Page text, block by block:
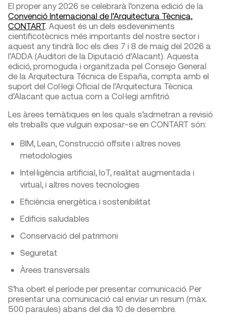
El proper any 2026 se celebrarà l’onzena edició de la
Convenció Internacional de l’Arquitectura Tècnica,
CONTART. Aquest és un dels esdeveniments
cientificotècnics més importants del nostre sector i
aquest any tindrà lloc els dies 7 i 8 de maig del 2026 a
l’ADDA (Auditori de la Diputació d’Alacant). Aquesta
edició, promoguda i organitzada pel Consejo General
de la Arquitectura Técnica de España, compta amb el
suport del Col·legi Oficial de l’Arquitectura Tècnica
d’Alacant que actua com a Col·legi amfitrió.
Les àrees temàtiques en les quals s’admetran a revisió
els treballs que vulguin exposar-se en CONTART són:
BIM, Lean, Construcció offsite i altres noves
metodologies
Intel·ligència artificial, IoT, realitat augmentada i
virtual, i altres noves tecnologies
Eficiència energètica i sostenibilitat
Edificis saludables
Conservació del patrimoni
Seguretat
Àrees transversals
S’ha obert el període per presentar comunicació. Per
presentar una comunicació cal enviar un resum (màx.
500 paraules) abans del dia 10 de desembre.